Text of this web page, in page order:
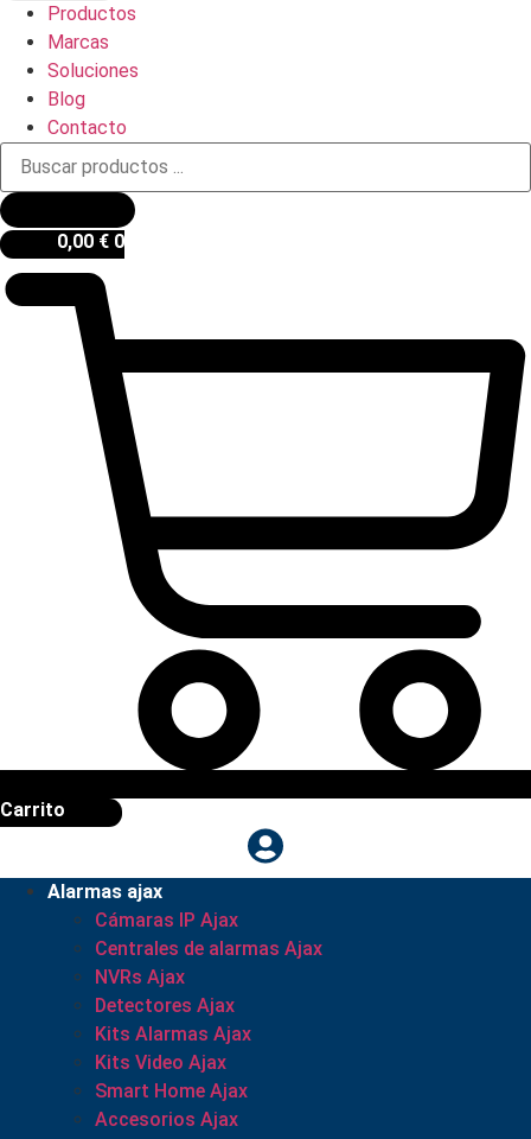
Productos
Marcas
Soluciones
Blog
Contacto
Búsqueda
productos
0,00 € 0
Carrito
Alarmas ajax
Cámaras IP Ajax
Centrales de alarmas Ajax
NVRs Ajax
Detectores Ajax
Kits Alarmas Ajax
Kits Video Ajax
Smart Home Ajax
Accesorios Ajax